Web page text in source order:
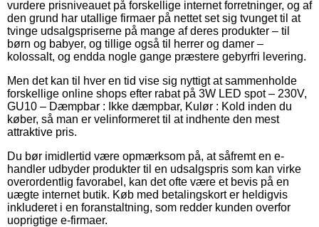
vurdere prisniveauet på forskellige internet forretninger, og af
den grund har utallige firmaer på nettet set sig tvunget til at
tvinge udsalgspriserne på mange af deres produkter – til
børn og babyer, og tillige også til herrer og damer –
kolossalt, og endda nogle gange præstere gebyrfri levering.
Men det kan til hver en tid vise sig nyttigt at sammenholde
forskellige online shops efter rabat på 3W LED spot – 230V,
GU10 – Dæmpbar : Ikke dæmpbar, Kulør : Kold inden du
køber, så man er velinformeret til at indhente den mest
attraktive pris.
Du bør imidlertid være opmærksom på, at såfremt en e-
handler udbyder produkter til en udsalgspris som kan virke
overordentlig favorabel, kan det ofte være et bevis på en
uægte internet butik. Køb med betalingskort er heldigvis
inkluderet i en foranstaltning, som redder kunden overfor
uoprigtige e-firmaer.